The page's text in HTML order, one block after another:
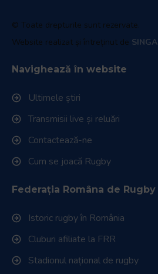
© Toate drepturile sunt rezervate.
Website realizat și întreținut de SINGA
Navighează în website
Ultimele știri
Transmisii live și reluări
Contactează-ne
Cum se joacă Rugby
Federația Româna de Rugby
Istoric rugby în România
Cluburi afiliate la FRR
Stadionul național de rugby